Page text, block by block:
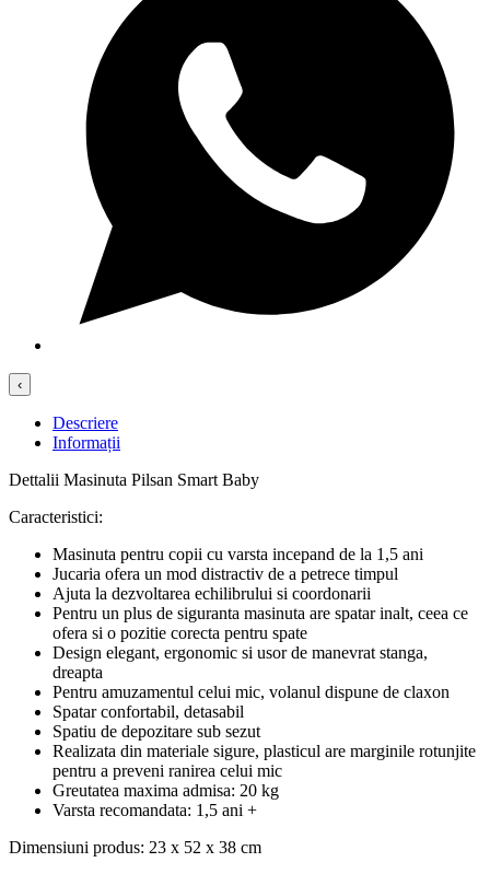
‹
Descriere
Informații
Dettalii Masinuta Pilsan Smart Baby
Caracteristici:
Masinuta pentru copii cu varsta incepand de la 1,5 ani
Jucaria ofera un mod distractiv de a petrece timpul
Ajuta la dezvoltarea echilibrului si coordonarii
Pentru un plus de siguranta masinuta are spatar inalt, ceea ce
ofera si o pozitie corecta pentru spate
Design elegant, ergonomic si usor de manevrat stanga,
dreapta
Pentru amuzamentul celui mic, volanul dispune de claxon
Spatar confortabil, detasabil
Spatiu de depozitare sub sezut
Realizata din materiale sigure, plasticul are marginile rotunjite
pentru a preveni ranirea celui mic
Greutatea maxima admisa: 20 kg
Varsta recomandata: 1,5 ani +
Dimensiuni produs: 23 x 52 x 38 cm